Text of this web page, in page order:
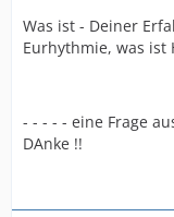
Was ist - Deiner
Eurhythmie, was ist
- - - - - eine Frage
DAnke !!